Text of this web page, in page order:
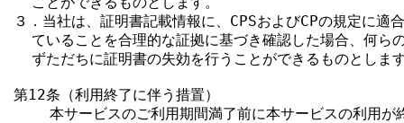
３．当社は、証明書記載情報に、CPSおよびCPの規定に適
ていることを合理的な証拠に基づき確認した場合、何ら
ずただちに証明書の失効を行うことができるものとしま
第12条（利用終了に伴う措置）
本サービスのご利用期間満了前に本サービスの利用が